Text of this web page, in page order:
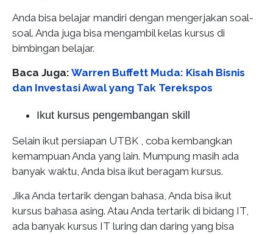
Anda bisa belajar mandiri dengan mengerjakan soal-
soal. Anda juga bisa mengambil kelas kursus di
bimbingan belajar.
Baca Juga: Warren Buffett Muda: Kisah Bisnis
dan Investasi Awal yang Tak Terekspos
Ikut kursus pengembangan skill
Selain ikut persiapan UTBK , coba kembangkan
kemampuan Anda yang lain. Mumpung masih ada
banyak waktu, Anda bisa ikut beragam kursus.
Jika Anda tertarik dengan bahasa, Anda bisa ikut
kursus bahasa asing. Atau Anda tertarik di bidang IT,
ada banyak kursus IT luring dan daring yang bisa